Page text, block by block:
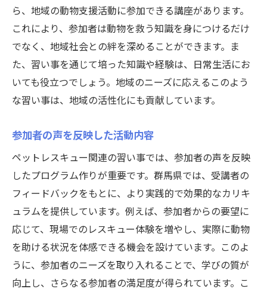
ら、地域の動物支援活動に参加できる講座があります。
これにより、参加者は動物を救う知識を身につけるだけ
でなく、地域社会との絆を深めることができます。ま
た、習い事を通じて培った知識や経験は、日常生活にお
いても役立つでしょう。地域のニーズに応えるこのよう
な習い事は、地域の活性化にも貢献しています。
参加者の声を反映した活動内容
ペットレスキュー関連の習い事では、参加者の声を反映
したプログラム作りが重要です。群馬県では、受講者の
フィードバックをもとに、より実践的で効果的なカリキ
ュラムを提供しています。例えば、参加者からの要望に
応じて、現場でのレスキュー体験を増やし、実際に動物
を助ける状況を体感できる機会を設けています。このよ
うに、参加者のニーズを取り入れることで、学びの質が
向上し、さらなる参加者の満足度が得られています。こ
公式ラジオ番組「ダンスのとなり」スタート！ スタ
ジオのこと、先生たちのことなどゆるく配信中
視聴する
公式ラジオ番組「ダンスのとなり」スタート！ スタ
ジオのこと、先生たちのことなどゆるく配信中
視聴する